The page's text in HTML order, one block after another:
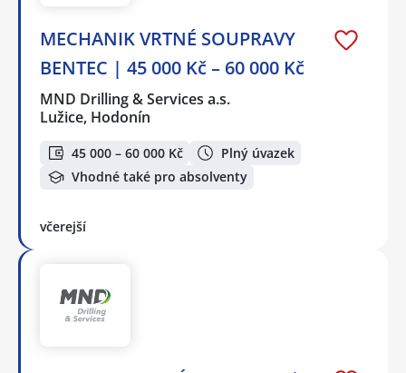
MECHANIK VRTNÉ SOUPRAVY
BENTEC | 45 000 Kč – 60 000 Kč
MND Drilling & Services a.s.
Lužice, Hodonín
45 000 – 60 000 Kč
Plný úvazek
Vhodné také pro absolventy
včerejší